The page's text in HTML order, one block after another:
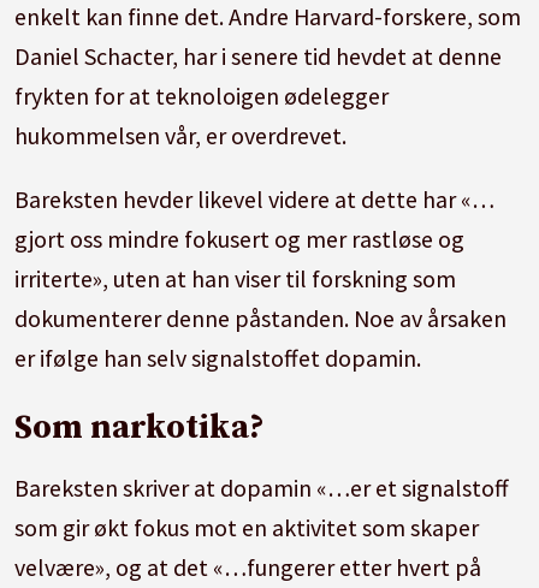
enkelt kan finne det. Andre Harvard-forskere, som
Daniel Schacter, har i senere tid hevdet at denne
frykten for at teknoloigen ødelegger
hukommelsen vår, er overdrevet.
Bareksten hevder likevel videre at dette har «…
gjort oss mindre fokusert og mer rastløse og
irriterte», uten at han viser til forskning som
dokumenterer denne påstanden. Noe av årsaken
er ifølge han selv signalstoffet dopamin.
Som narkotika?
Bareksten skriver at dopamin «…er et signalstoff
som gir økt fokus mot en aktivitet som skaper
velvære», og at det «…fungerer etter hvert på